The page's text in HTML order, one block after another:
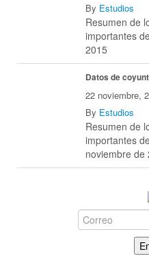
By Estudios
Resumen de
importantes
2015
Datos de
22 noviembre,
By Estudios
Resumen de
importantes
noviembre de